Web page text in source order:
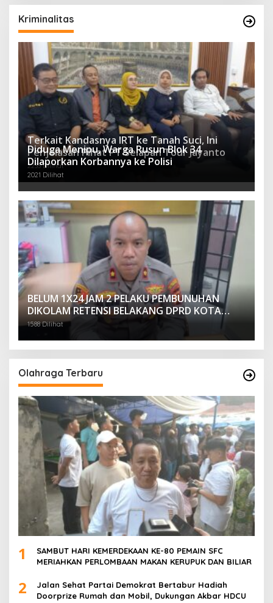
Kriminalitas
Terkait Kandasnya IRT ke Tanah Suci, Ini
Penjelasan Pihat PT Selapan Tour Jayanto
2233 Dilihat
Diduga Menipu, Warga Rusun Blok 34
Dilaporkan Korbannya ke Polisi
2021 Dilihat
BELUM 1X24 JAM 2 PELAKU PEMBUNUHAN
DIKOLAM RETENSI BELAKANG DPRD KOTA
PALEMBANG TELAH DIRINGKUS ANGGOTA
1588 Dilihat
Olahraga Terbaru
1
SAMBUT HARI KEMERDEKAAN KE-80 PEMAIN SFC
MERIAHKAN PERLOMBAAN MAKAN KERUPUK DAN BILIAR
2
Jalan Sehat Partai Demokrat Bertabur Hadiah
Doorprize Rumah dan Mobil, Dukungan Akbar HDCU